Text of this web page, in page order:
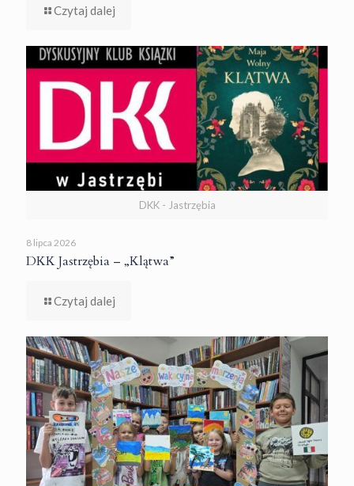
Czytaj dalej
DKK - Jastrzębia
8 lipca 2026
DKK Jastrzębia – „Klątwa”
Czytaj dalej